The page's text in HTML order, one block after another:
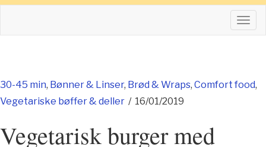
30-45 min, Bønner & Linser, Brød & Wraps, Comfort food,
Vegetariske bøffer & deller / 16/01/2019
Vegetarisk burger med